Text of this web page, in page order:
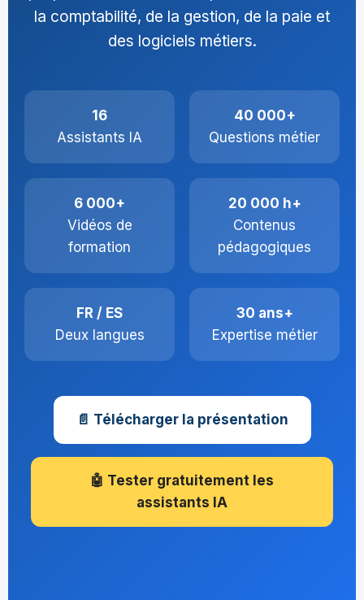
la comptabilité, de la gestion, de la paie et
des logiciels métiers.
16
Assistants IA
40 000+
Questions métier
6 000+
Vidéos de
formation
20 000 h+
Contenus
pédagogiques
FR / ES
Deux langues
30 ans+
Expertise métier
📄 Télécharger la présentation
🤖 Tester gratuitement les
assistants IA